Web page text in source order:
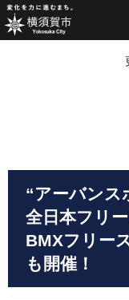
“アーバンス
全日本フリ
BMXフリー
も開催！